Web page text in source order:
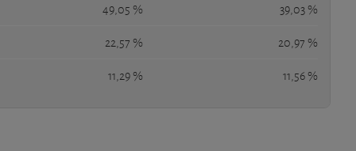
49,05 % 39,03 %
22,57 % 20,97 %
11,29 % 11,56 %